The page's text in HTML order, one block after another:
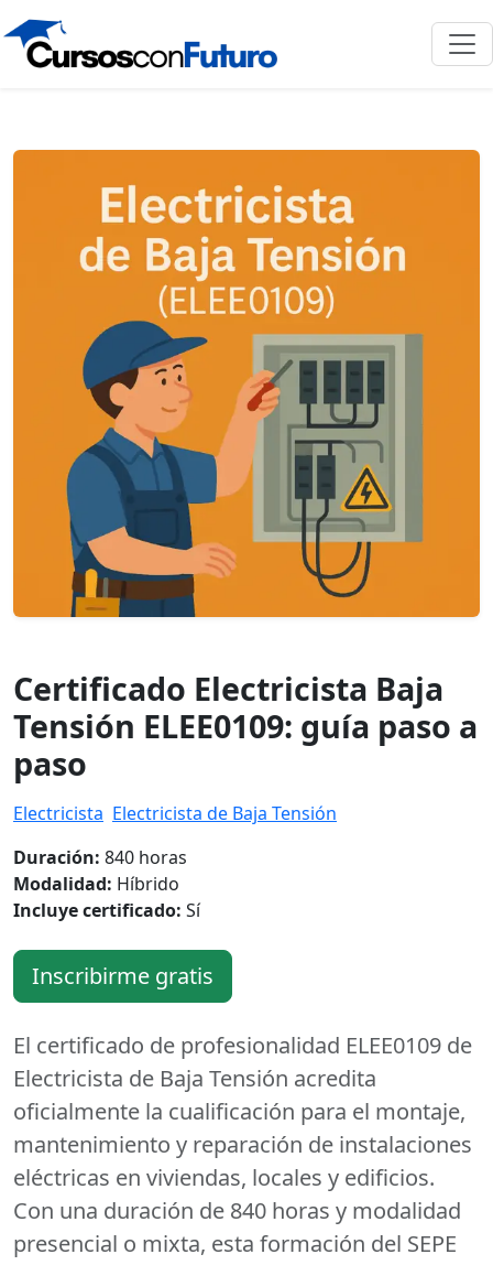
Certificado Electricista Baja
Tensión ELEE0109: guía paso a
paso
Electricista Electricista de Baja Tensión
Duración: 840 horas
Modalidad: Híbrido
Incluye certificado: Sí
Inscribirme gratis
El certificado de profesionalidad ELEE0109 de
Electricista de Baja Tensión acredita
oficialmente la cualificación para el montaje,
mantenimiento y reparación de instalaciones
eléctricas en viviendas, locales y edificios.
Con una duración de 840 horas y modalidad
presencial o mixta, esta formación del SEPE